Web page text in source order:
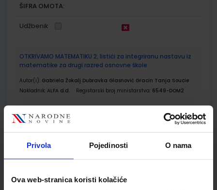
Privola Pojedinosti O nama
Ova web-stranica koristi kolačiće
ŠIFRA OMOTA:
Udžbenik
OTKRIVAMO MATEMATIKU 2; listići za integriranu nastavu iz
matematike za drugi razred osnovne škole
Autor(i): Gabriela Žokalj Dubravka Glasnović Gracin Tanja Soucie
Nakladnik: ALFA d.d. Registarski broj ministarstva: 6549-DOM2
SKU: CIJENA:
Udžbenik
E-SVIJET 2; radni udžbenik informatike s dodatnim